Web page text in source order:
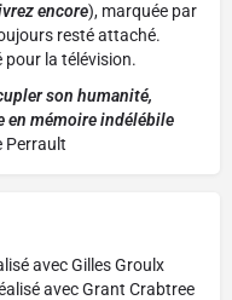
encore), marquée par
resté attaché.
la télévision.
son humanité,
en mémoire indélébile
Perrault
avec Gilles Groulx
avec Grant Crabtree